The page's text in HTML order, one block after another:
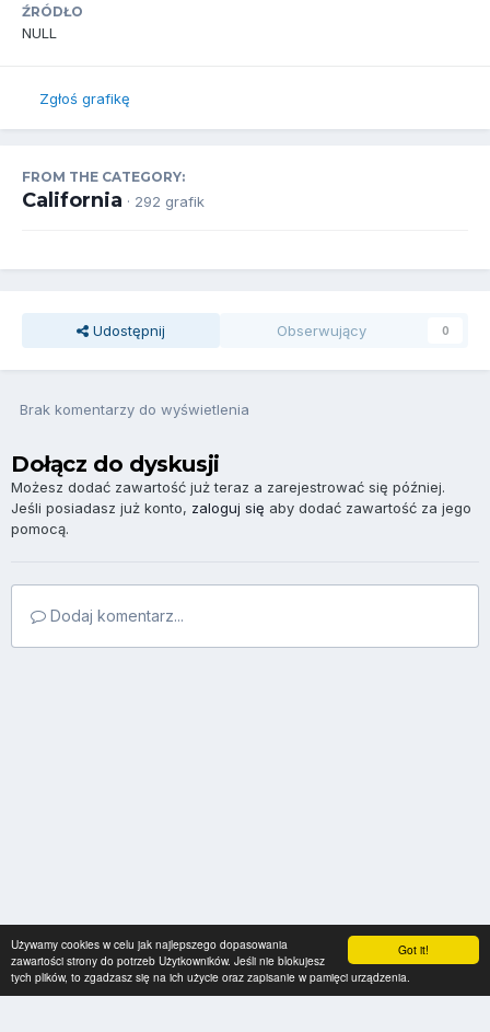
Got it!
Używamy cookies w celu jak najlepszego dopasowania
zawartości strony do potrzeb Użytkowników. Jeśli nie blokujesz
tych plików, to zgadzasz się na ich użycie oraz zapisanie w pamięci urządzenia.
ŹRÓDŁO
NULL
Zgłoś grafikę
FROM THE CATEGORY:
California · 292 grafik
Udostępnij Obserwujący 0
Brak komentarzy do wyświetlenia
Dołącz do dyskusji
Możesz dodać zawartość już teraz a zarejestrować się później.
Jeśli posiadasz już konto, zaloguj się aby dodać zawartość za jego
pomocą.
Dodaj komentarz...